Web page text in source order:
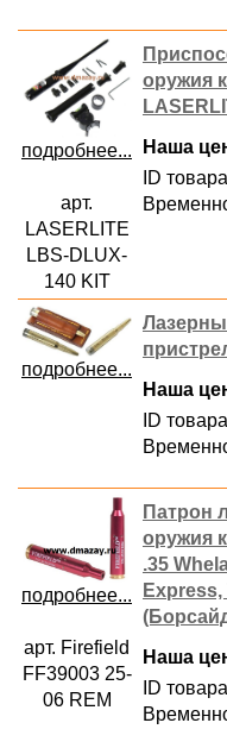
подробнее...
арт.
LASERLITE
LBS-DLUX-
140 KIT
оружия
Наша
ID
подробнее...
Наша
ID
подробнее...
арт. Firefield
FF39003 25-
06 REM
Патрон
оружия
.35
Наша
ID